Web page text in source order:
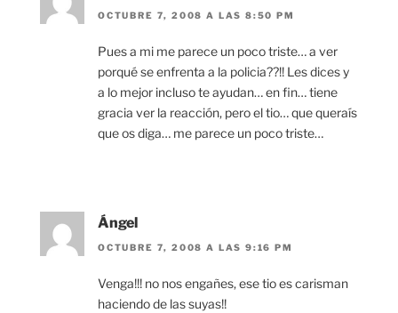
OCTUBRE 7, 2008 A LAS 8:50 PM
Pues a mi me parece un poco triste… a ver
porqué se enfrenta a la policia??!! Les dices y
a lo mejor incluso te ayudan… en fin… tiene
gracia ver la reacción, pero el tio… que queraís
que os diga… me parece un poco triste…
Ángel
OCTUBRE 7, 2008 A LAS 9:16 PM
Venga!!! no nos engañes, ese tio es carisman
haciendo de las suyas!!